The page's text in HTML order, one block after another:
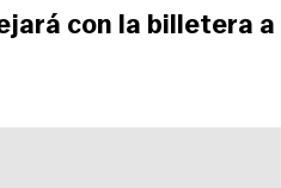
con la billetera a